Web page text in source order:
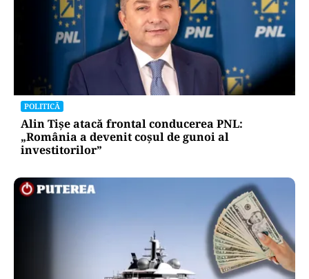
POLITICĂ
Alin Tișe atacă frontal conducerea PNL:
„România a devenit coșul de gunoi al
investitorilor”